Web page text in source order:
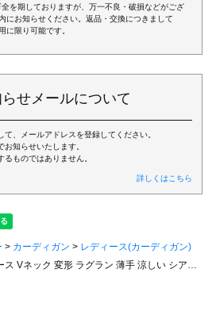
を期しておりますが、万一不良・破損などがござ
にお知らせください。返品・交換につきまして
に限り可能です。
らせメールについて
て、メールアドレスを登録してください。
知らせいたします。
ものではありません。
詳しくはこちら
カーディガン
レディース(カーディガン)
シアサッカー ポリエステル 通気性 袖リブ 大きいサイズ 体型カバー ゆったり カジュアル 夏 パティ